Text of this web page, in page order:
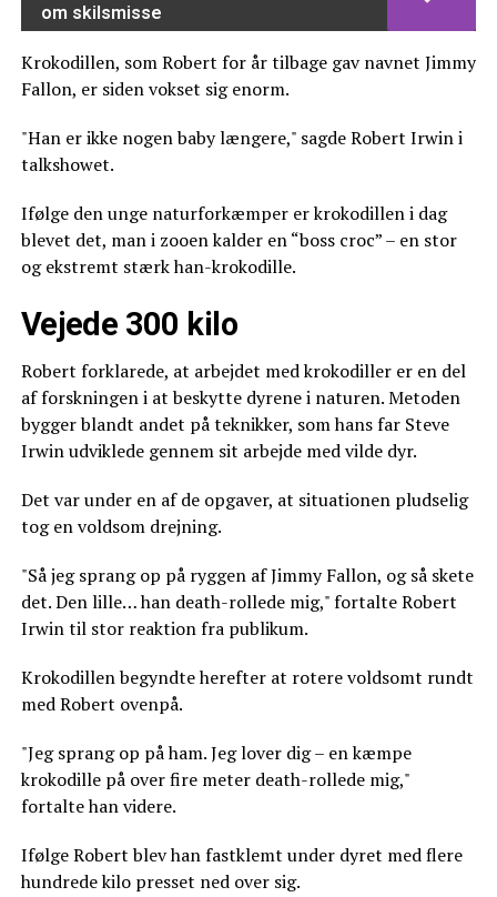
om skilsmisse
Krokodillen, som Robert for år tilbage gav navnet Jimmy
Fallon, er siden vokset sig enorm.
"Han er ikke nogen baby længere," sagde Robert Irwin i
talkshowet.
Ifølge den unge naturforkæmper er krokodillen i dag
blevet det, man i zooen kalder en “boss croc” – en stor
og ekstremt stærk han-krokodille.
Vejede 300 kilo
Robert forklarede, at arbejdet med krokodiller er en del
af forskningen i at beskytte dyrene i naturen. Metoden
bygger blandt andet på teknikker, som hans far Steve
Irwin udviklede gennem sit arbejde med vilde dyr.
Det var under en af de opgaver, at situationen pludselig
tog en voldsom drejning.
"Så jeg sprang op på ryggen af Jimmy Fallon, og så skete
det. Den lille… han death-rollede mig," fortalte Robert
Irwin til stor reaktion fra publikum.
Krokodillen begyndte herefter at rotere voldsomt rundt
med Robert ovenpå.
"Jeg sprang op på ham. Jeg lover dig – en kæmpe
krokodille på over fire meter death-rollede mig,"
fortalte han videre.
Ifølge Robert blev han fastklemt under dyret med flere
hundrede kilo presset ned over sig.